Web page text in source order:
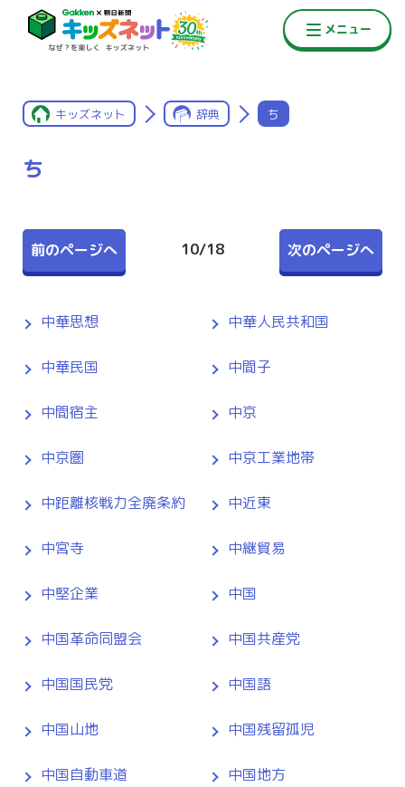
キッズネット 辞典 ち
ち
前のページへ 次のページへ
10/18
中華思想 中華人民共和国
中華民国 中間子
中間宿主 中京
中京圏 中京工業地帯
中距離核戦力全廃条約 中近東
中宮寺 中継貿易
中堅企業 中国
中国革命同盟会 中国共産党
中国国民党 中国語
中国山地 中国残留孤児
中国自動車道 中国地方